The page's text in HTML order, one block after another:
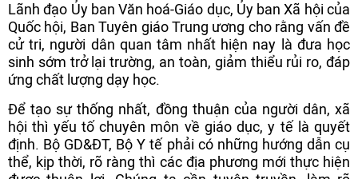
Lãnh đạo Ủy ban Văn hoá-Giáo dục, Ủy ban Xã hội của
Quốc hội, Ban Tuyên giáo Trung ương cho rằng vấn đề
cử tri, người dân quan tâm nhất hiện nay là đưa học
sinh sớm trở lại trường, an toàn, giảm thiểu rủi ro, đáp
ứng chất lượng dạy học.
Để tạo sự thống nhất, đồng thuận của người dân, xã
hội thì yếu tố chuyên môn về giáo dục, y tế là quyết
định. Bộ GD&ĐT, Bộ Y tế phải có những hướng dẫn cụ
thể, kịp thời, rõ ràng thì các địa phương mới thực hiện